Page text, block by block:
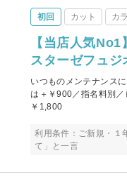
初回 カット カ
【当店人気
スターゼフュジ
いつものメンテナンス
は＋￥900／指名料別
￥1,800
利用条件：ご新規・１
て」と一言